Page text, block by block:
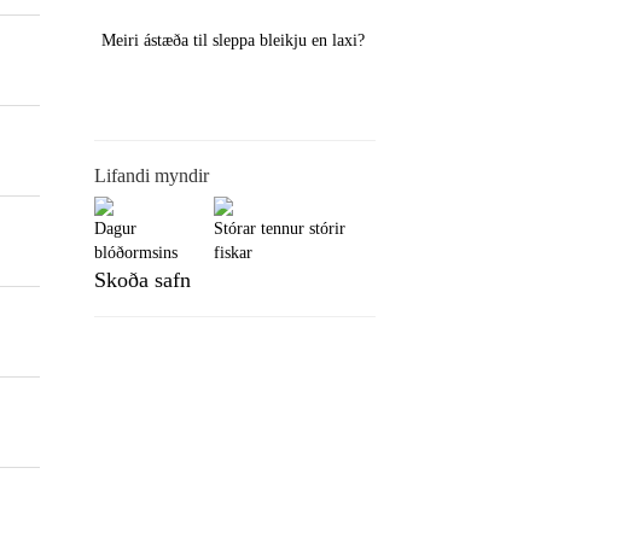
Meiri ástæða til sleppa bleikju en laxi?
Lifandi myndir
Dagur
blóðormsins
Stórar tennur stórir
fiskar
Skoða safn